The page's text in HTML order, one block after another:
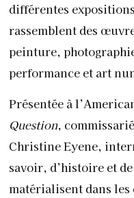
différentes
rassemblent des
peinture,
performance et art
Présentée à
Question,
Christine Eyene,
savoir, d’histoire et
matérialisent dans